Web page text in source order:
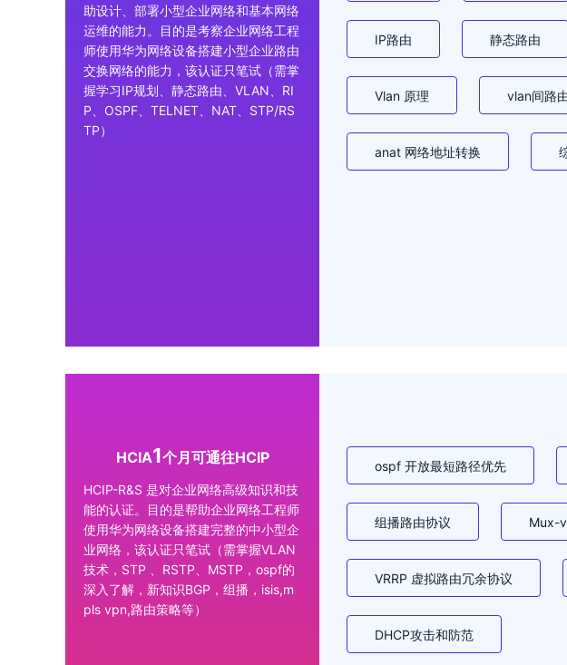
助设计、部署小型企业网络和基本网络
运维的能力。目的是考察企业网络工程
师使用华为网络设备搭建小型企业路由
交换网络的能力，该认证只笔试（需掌
握学习IP规划、静态路由、VLAN、RI
P、OSPF、TELNET、NAT、STP/RS
TP）
IP路由 静态路由
Vlan 原理 vlan间路
anat 网络地址转换
HCIA1个月可通往HCIP
HCIP-R&S 是对企业网络高级知识和技
能的认证。目的是帮助企业网络工程师
使用华为网络设备搭建完整的中小型企
业网络，该认证只笔试（需掌握VLAN
技术，STP 、RSTP、MSTP，ospf的
深入了解，新知识BGP，组播，isis,m
pls vpn,路由策略等）
ospf 开放最短路径优先
组播路由协议 Mux-
VRRP 虚拟路由冗余协议
DHCP攻击和防范